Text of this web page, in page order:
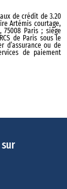
de crédit de 3.20
Artémis courtage,
75008 Paris ; siège
de Paris sous le
d’assurance ou de
de paiement